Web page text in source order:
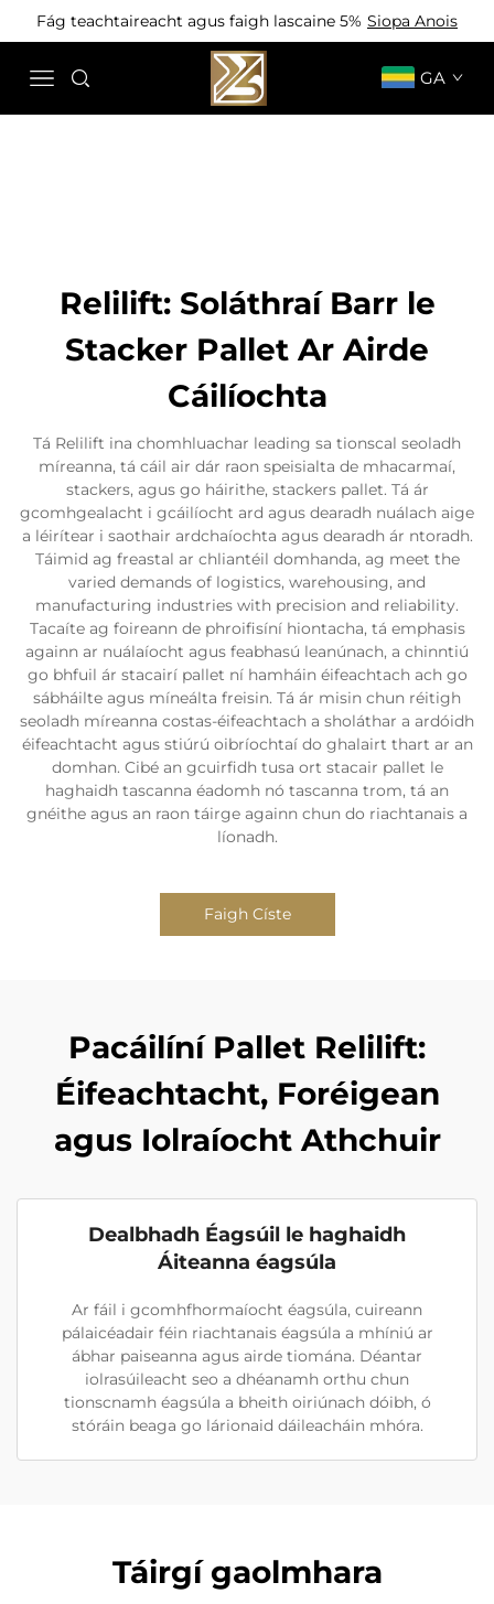
Fág teachtaireacht agus faigh lascaine 5% Siopa Anois
GA
Relilift: Soláthraí Barr le
Stacker Pallet Ar Airde
Cáilíochta
Tá Relilift ina chomhluachar leading sa tionscal seoladh
míreanna, tá cáil air dár raon speisialta de mhacarmaí,
stackers, agus go háirithe, stackers pallet. Tá ár
gcomhgealacht i gcáilíocht ard agus dearadh nuálach aige
a léirítear i saothair ardchaíochta agus dearadh ár ntoradh.
Táimid ag freastal ar chliantéil domhanda, ag meet the
varied demands of logistics, warehousing, and
manufacturing industries with precision and reliability.
Tacaíte ag foireann de phroifisíní hiontacha, tá emphasis
againn ar nuálaíocht agus feabhasú leanúnach, a chinntiú
go bhfuil ár stacairí pallet ní hamháin éifeachtach ach go
sábháilte agus míneálta freisin. Tá ár misin chun réitigh
seoladh míreanna costas-éifeachtach a sholáthar a ardóidh
éifeachtacht agus stiúrú oibríochtaí do ghalairt thart ar an
domhan. Cibé an gcuirfidh tusa ort stacair pallet le
haghaidh tascanna éadomh nó tascanna trom, tá an
gnéithe agus an raon táirge againn chun do riachtanais a
líonadh.
Faigh Císte
Pacáilíní Pallet Relilift:
Éifeachtacht, Foréigean
agus Iolraíocht Athchuir
Dealbhadh Éagsúil le haghaidh
Áiteanna éagsúla
Ar fáil i gcomhfhormaíocht éagsúla, cuireann
pálaicéadair féin riachtanais éagsúla a mhíniú ar
ábhar paiseanna agus airde tiomána. Déantar
iolrasúileacht seo a dhéanamh orthu chun
tionscnamh éagsúla a bheith oiriúnach dóibh, ó
stóráin beaga go lárionaid dáileacháin mhóra.
Táirgí gaolmhara